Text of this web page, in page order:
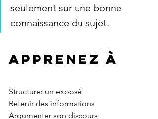
seulement sur une bonne
connaissance du sujet.
Apprenez à
Structurer un exposé
Retenir des informations
Argumenter son discours